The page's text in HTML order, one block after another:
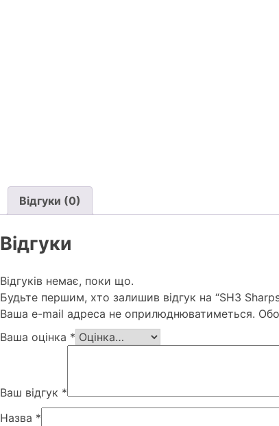
Відгуки (0)
Відгуки
Відгуків немає, поки що.
Будьте першим, хто залишив відгук на “SH3
Ваша e-mail адреса не оприлюднюватиметься.
Ваша оцінка *
Ваш відгук *
Назва *